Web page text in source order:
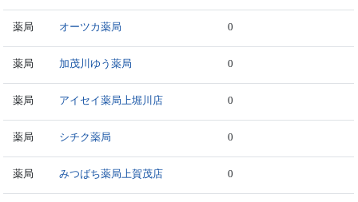
薬局 オーツカ薬局 0
薬局 加茂川ゆう薬局 0
薬局 アイセイ薬局上堀川店 0
薬局 シチク薬局 0
薬局 みつばち薬局上賀茂店 0